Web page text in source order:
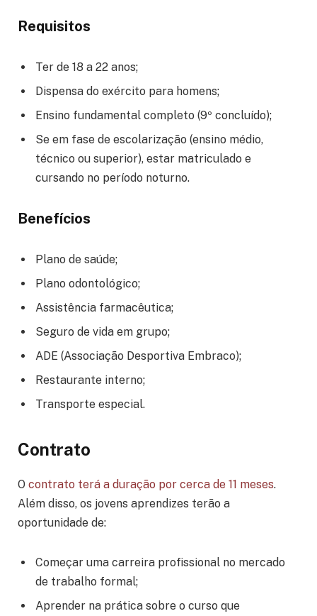
Requisitos
Ter de 18 a 22 anos;
Dispensa do exército para homens;
Ensino fundamental completo (9º concluído);
Se em fase de escolarização (ensino médio,
técnico ou superior), estar matriculado e
cursando no período noturno.
Benefícios
Plano de saúde;
Plano odontológico;
Assistência farmacêutica;
Seguro de vida em grupo;
ADE (Associação Desportiva Embraco);
Restaurante interno;
Transporte especial.
Contrato
O contrato terá a duração por cerca de 11 meses.
Além disso, os jovens aprendizes terão a
oportunidade de:
Começar uma carreira profissional no mercado
de trabalho formal;
Aprender na prática sobre o curso que